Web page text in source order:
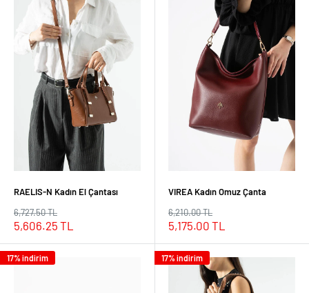
RAELIS-N Kadın El Çantası
İndirimli
5,606.25 TL
Normal
fiyat
6,727.50 TL
VIREA Kadın Omuz Çanta
İndirimli
5,175.00 TL
Normal
fiyat
6,210.00 TL
17% indirim 17% indirim